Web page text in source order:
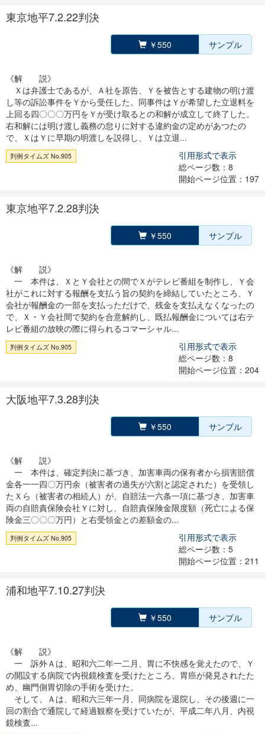
東京地平7.2.22判決
￥550 サンプル
《解 説》
Ｘは弁護士であるが、Ａ社を原告、Ｙを被告とする建物の明け渡
し等の訴訟事件をＹから受任した。同事件はＹが希望した立退料を
上回る四〇〇〇万円をＹが受け取るとの和解が成立して終了した。
右和解には明け渡し義務の怠りに対する違約金の定めがあつたの
で、ＸはＹに早期の明渡しを説得し、Ｙは立退...
判例タイムズ No.905
引用形式で表示
総ページ数：8
開始ページ位置：197
東京地平7.2.28判決
￥550 サンプル
《解 説》
一 本件は、ＸとＹ会社との間でＸがテレビ番組を制作し、Ｙ会
社がこれに対する報酬を支払う旨の契約を締結していたところ、Ｙ
会社が報酬金の一部を支払っただけで、残金を支払えなくなったの
で、Ｘ・Ｙ会社間で契約を合意解約し、既払報酬金については右テ
レビ番組の放映の際に得られるコマーシャル...
判例タイムズ No.905
引用形式で表示
総ページ数：8
開始ページ位置：204
大阪地平7.3.28判決
￥550 サンプル
《解 説》
一 本件は、確定判決に基づき、加害車両の保有者から損害賠償
金各一一四〇万円余（被害者の過失が六割と認定された）を受領し
たＸら（被害者の相続人）が、自賠法一六条一項に基づき、加害車
両の自賠責保険会社Ｙに対し、自賠責保険金限度額（死亡による保
険金三〇〇〇万円）と右受領金との差額金の...
判例タイムズ No.905
引用形式で表示
総ページ数：5
開始ページ位置：211
浦和地平7.10.27判決
￥550 サンプル
《解 説》
一 訴外Ａは、昭和六二年一二月、胃に不快感を覚えたので、Ｙ
の開設する病院で内視鏡検査を受けたところ、胃癌が発見されたた
め、幽門側胃切除の手術を受けた。
そして、Ａは、昭和六三年一月、同病院を退院し、その後週に一
回の割合で通院して経過観察を受けていたが、平成二年八月、内視
鏡検査...